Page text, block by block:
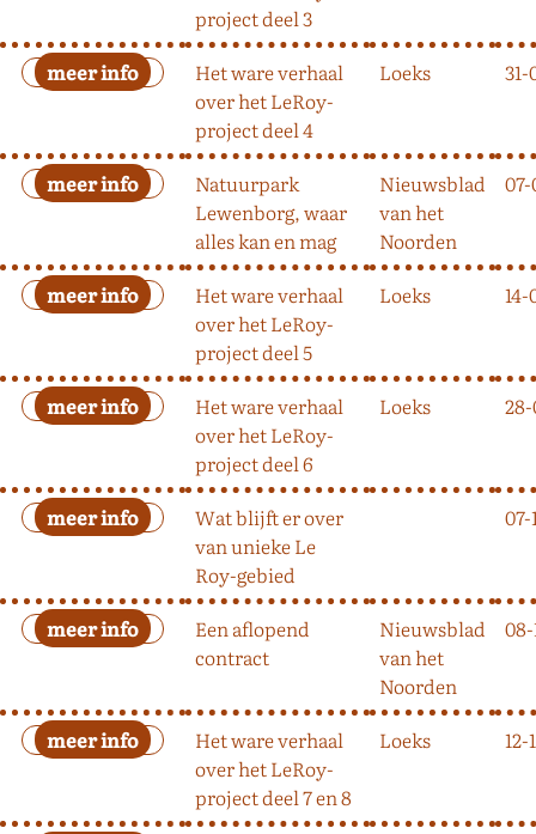
project deel 3
Het ware verhaal
over het LeRoy-
project deel 4
Loeks 31-
Natuurpark
Lewenborg, waar
alles kan en mag
Nieuwsblad
van het
Noorden
07-
Het ware verhaal
over het LeRoy-
project deel 5
Loeks 14-
Het ware verhaal
over het LeRoy-
project deel 6
Loeks
Wat blijft er over
van unieke Le
Roy-gebied
07-
Een aflopend
contract
Nieuwsblad
van het
Noorden
08-
Het ware verhaal
over het LeRoy-
project deel 7 en 8
Loeks 12-